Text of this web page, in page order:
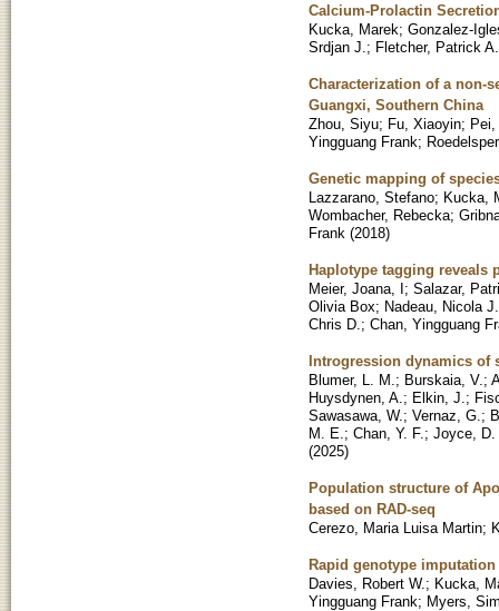
Calcium-Prolactin
Kucka, Marek; Gonzalez-
Srdjan J. ; Fletcher, Patrick A.
Characterization of a non-
Guangxi, Southern China
Zhou, Siyu; Fu, Xiaoyin;
Yingguang Frank;
Genetic mapping of
Lazzarano, Stefano; Kucka,
Wombacher, Rebecka;
Frank (2018)
Haplotype tagging reveals
Meier, Joana, I; Salazar,
Olivia Box; Nadeau, Nicola J.
Chris D. ; Chan, Yingguang
Introgression dynamics of
Blumer, L. M. ; Burskaia, V. ;
Huysdynen, A. ; Elkin, J. ;
Sawasawa, W. ; Vernaz, G. ;
M. E. ; Chan, Y. F. ; Joyce, D.
(2025)
Population structure of
based on RAD-seq
Cerezo, Maria Luisa Martin;
Rapid genotype
Davies, Robert W. ; Kucka,
Yingguang Frank; Myers,